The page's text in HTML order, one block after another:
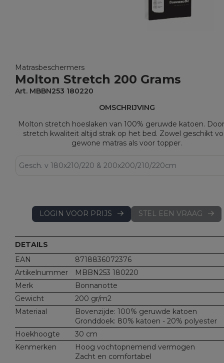
Matrasbeschermers
Molton Stretch 200 Grams
Art. MBBN253 180220
OMSCHRIJVING
Molton stretch hoeslaken van 100% geruwde katoen.
stretch kwaliteit altijd strak op het bed. Zowel geschikt
gewone matras als voor topper.
LOGIN VOOR PRIJS STEL EEN VRAAG
DETAILS
EAN
8718836072376
Artikelnummer
MBBN253 180220
Merk
Bonnanotte
Gewicht
200 gr/m2
Materiaal
Bovenzijde: 100% geruwde katoen
Gronddoek: 80% katoen - 20% polyester
Hoekhoogte
30 cm
Kenmerken
Hoog vochtopnemend vermogen
Zacht en comfortabel